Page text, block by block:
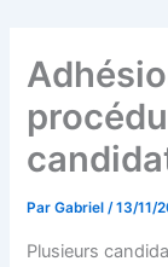
ParGabriel/13/11/
Plusieurs